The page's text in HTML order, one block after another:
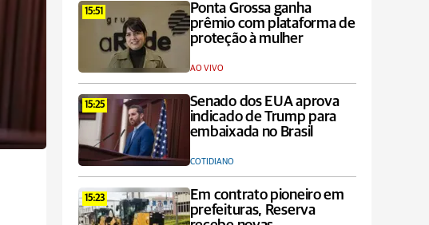
15:51
Ponta Grossa ganha
prêmio com plataforma de
proteção à mulher
AO VIVO
15:25
Senado dos EUA aprova
indicado de Trump para
embaixada no Brasil
COTIDIANO
15:23
Em contrato pioneiro em
prefeituras, Reserva